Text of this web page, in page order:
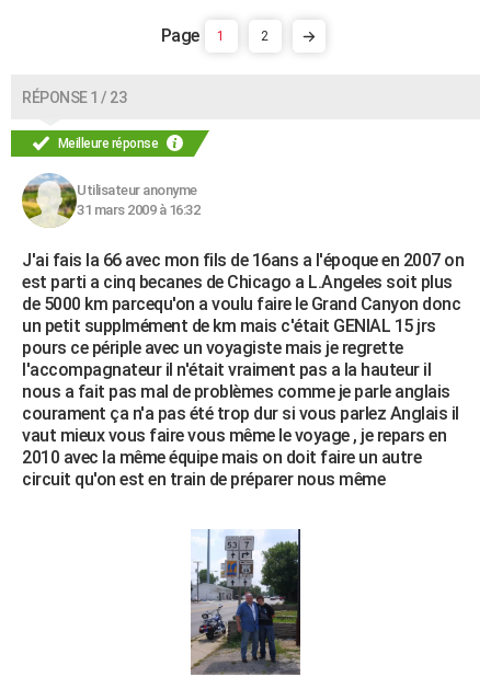
FORUM
Bricolage
Lifestyle
Culture
Sport
Auto
Television
Voyage
Cinema
1 2
RÉPONSE 1 / 23
Meilleure réponse
Utilisateur anonyme
31 mars 2009 à 16:32
J'ai fais la 66 avec mon fils de 16ans a l'époque en 2007 on
est parti a cinq becanes de Chicago a L.Angeles soit plus
de 5000 km parcequ'on a voulu faire le Grand Canyon donc
un petit supplmément de km mais c'était GENIAL 15 jrs
pours ce périple avec un voyagiste mais je regrette
l'accompagnateur il n'était vraiment pas a la hauteur il
nous a fait pas mal de problèmes comme je parle anglais
courament ça n'a pas été trop dur si vous parlez Anglais il
vaut mieux vous faire vous même le voyage , je repars en
2010 avec la même équipe mais on doit faire un autre
circuit qu'on est en train de préparer nous même